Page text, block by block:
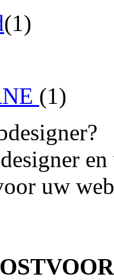
(1)
(1)
uw